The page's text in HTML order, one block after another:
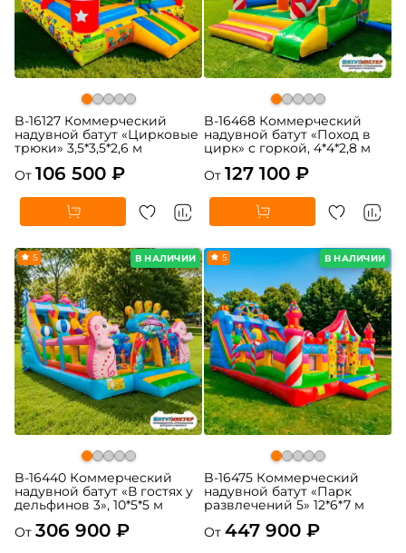
B-16127 Коммерческий
надувной батут «Цирковые
трюки» 3,5*3,5*2,6 м
От 106 500 ₽
B-16468 Коммерческий
надувной батут «Поход в
цирк» с горкой, 4*4*2,8 м
От 127 100 ₽
В НАЛИЧИИ
5
B-16440 Коммерческий
надувной батут «В гостях у
дельфинов 3», 10*5*5 м
От 306 900 ₽
В НАЛИЧИИ
5
B-16475 Коммерческий
надувной батут «Парк
развлечений 5» 12*6*7 м
От 447 900 ₽